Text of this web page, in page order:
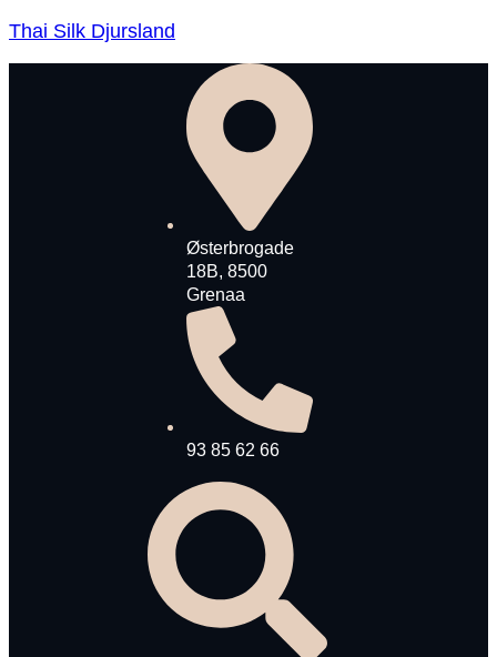
Thai Silk Djursland
Østerbrogade
18B, 8500
Grenaa
93 85 62 66